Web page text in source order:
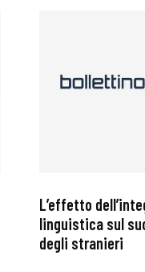
L’effetto
linguistica sul
degli stranieri